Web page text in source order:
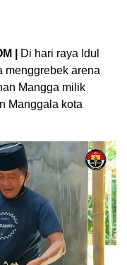
|
Di hari raya Idul
menggrebek arena
Mangga milik
Manggala kota